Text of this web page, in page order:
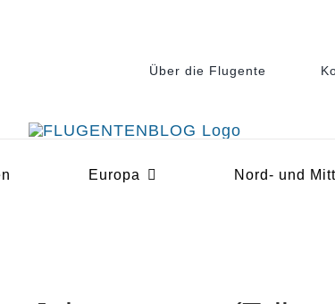
Über die Flugente
Europa Nord- und